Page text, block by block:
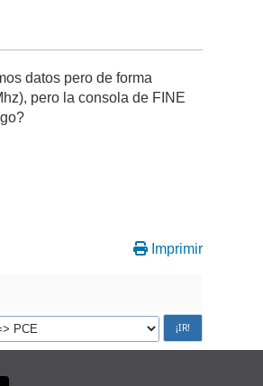
datos pero de forma
pero la consola de FINE
Imprimir